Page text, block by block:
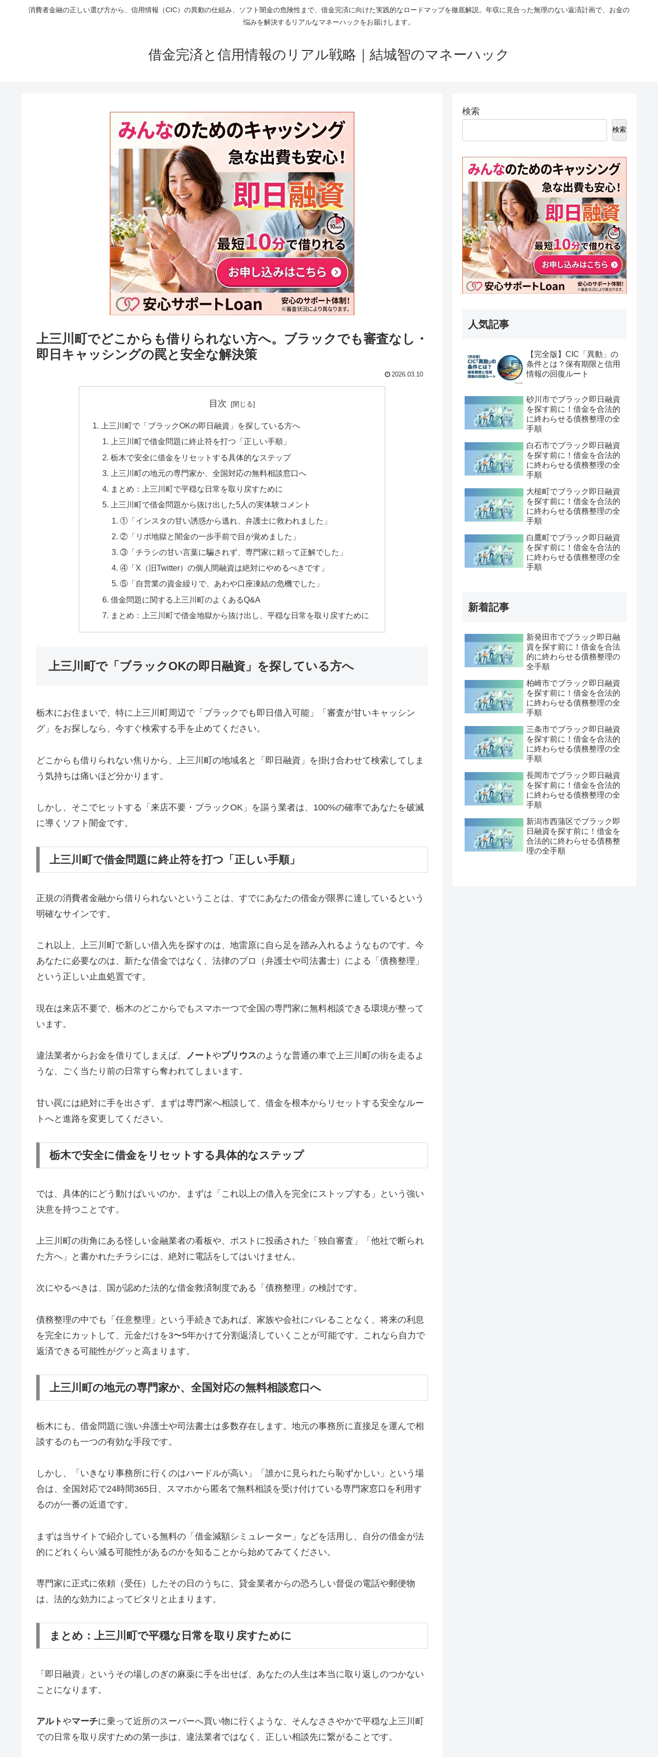
消費者金融の正しい選び方から、信用情報（CIC）の異動の仕組み、ソフト闇金の危険性まで、借金完済に向けた実践的なロードマップを徹底解説。年収に見合った無理のない返済計画で、お金の
悩みを解決するリアルなマネーハックをお届けします。
借金完済と信用情報のリアル戦略｜結城智のマネーハック
上三川町でどこからも借りられない方へ。ブラックでも審査なし・
即日キャッシングの罠と安全な解決策
2026.03.10
目次
上三川町で「ブラックOKの即日融資」を探している方へ
上三川町で借金問題に終止符を打つ「正しい手順」
栃木で安全に借金をリセットする具体的なステップ
上三川町の地元の専門家か、全国対応の無料相談窓口へ
まとめ：上三川町で平穏な日常を取り戻すために
上三川町で借金問題から抜け出した5人の実体験コメント
①「インスタの甘い誘惑から逃れ、弁護士に救われました」
②「リボ地獄と闇金の一歩手前で目が覚めました」
③「チラシの甘い言葉に騙されず、専門家に頼って正解でした」
④「X（旧Twitter）の個人間融資は絶対にやめるべきです」
⑤「自営業の資金繰りで、あわや口座凍結の危機でした」
借金問題に関する上三川町のよくあるQ&A
まとめ：上三川町で借金地獄から抜け出し、平穏な日常を取り戻すために
上三川町で「ブラックOKの即日融資」を探している方へ
栃木にお住まいで、特に上三川町周辺で「ブラックでも即日借入可能」「審査が甘いキャッシン
グ」をお探しなら、今すぐ検索する手を止めてください。
どこからも借りられない焦りから、上三川町の地域名と「即日融資」を掛け合わせて検索してしま
う気持ちは痛いほど分かります。
しかし、そこでヒットする「来店不要・ブラックOK」を謳う業者は、100%の確率であなたを破滅
に導くソフト闇金です。
上三川町で借金問題に終止符を打つ「正しい手順」
正規の消費者金融から借りられないということは、すでにあなたの借金が限界に達しているという
明確なサインです。
これ以上、上三川町で新しい借入先を探すのは、地雷原に自ら足を踏み入れるようなものです。今
あなたに必要なのは、新たな借金ではなく、法律のプロ（弁護士や司法書士）による「債務整理」
という正しい止血処置です。
現在は来店不要で、栃木のどこからでもスマホ一つで全国の専門家に無料相談できる環境が整って
います。
違法業者からお金を借りてしまえば、 ノートやプリウスのような普通の車で上三川町の街を走るよ
うな、ごく当たり前の日常すら奪われてしまいます。
甘い罠には絶対に手を出さず、まずは専門家へ相談して、借金を根本からリセットする安全なルー
トへと進路を変更してください。
栃木で安全に借金をリセットする具体的なステップ
では、具体的にどう動けばいいのか。まずは「これ以上の借入を完全にストップする」という強い
決意を持つことです。
上三川町の街角にある怪しい金融業者の看板や、ポストに投函された「独自審査」「他社で断られ
た方へ」と書かれたチラシには、絶対に電話をしてはいけません。
次にやるべきは、国が認めた法的な借金救済制度である「債務整理」の検討です。
債務整理の中でも「任意整理」という手続きであれば、家族や会社にバレることなく、将来の利息
を完全にカットして、元金だけを3〜5年かけて分割返済していくことが可能です。これなら自力で
返済できる可能性がグッと高まります。
上三川町の地元の専門家か、全国対応の無料相談窓口へ
栃木にも、借金問題に強い弁護士や司法書士は多数存在します。地元の事務所に直接足を運んで相
談するのも一つの有効な手段です。
しかし、「いきなり事務所に行くのはハードルが高い」「誰かに見られたら恥ずかしい」という場
合は、全国対応で24時間365日、スマホから匿名で無料相談を受け付けている専門家窓口を利用す
るのが一番の近道です。
まずは当サイトで紹介している無料の「借金減額シミュレーター」などを活用し、自分の借金が法
的にどれくらい減る可能性があるのかを知ることから始めてみてください。
専門家に正式に依頼（受任）したその日のうちに、貸金業者からの恐ろしい督促の電話や郵便物
は、法的な効力によってピタリと止まります。
まとめ：上三川町で平穏な日常を取り戻すために
「即日融資」というその場しのぎの麻薬に手を出せば、あなたの人生は本当に取り返しのつかない
ことになります。
アルトやマーチに乗って近所のスーパーへ買い物に行くような、そんなささやかで平穏な上三川町
での日常を取り戻すための第一歩は、違法業者ではなく、正しい相談先に繋がることです。
検索
検索
人気記事
【完全版】CIC「異動」の
条件とは？保有期限と信用
情報の回復ルート
砂川市でブラック即日融資
を探す前に！借金を合法的
に終わらせる債務整理の全
手順
白石市でブラック即日融資
を探す前に！借金を合法的
に終わらせる債務整理の全
手順
大槌町でブラック即日融資
を探す前に！借金を合法的
に終わらせる債務整理の全
手順
白鷹町でブラック即日融資
を探す前に！借金を合法的
に終わらせる債務整理の全
手順
新着記事
新発田市でブラック即日融
資を探す前に！借金を合法
的に終わらせる債務整理の
全手順
柏崎市でブラック即日融資
を探す前に！借金を合法的
に終わらせる債務整理の全
手順
三条市でブラック即日融資
を探す前に！借金を合法的
に終わらせる債務整理の全
手順
長岡市でブラック即日融資
を探す前に！借金を合法的
に終わらせる債務整理の全
手順
新潟市西蒲区でブラック即
日融資を探す前に！借金を
合法的に終わらせる債務整
理の全手順